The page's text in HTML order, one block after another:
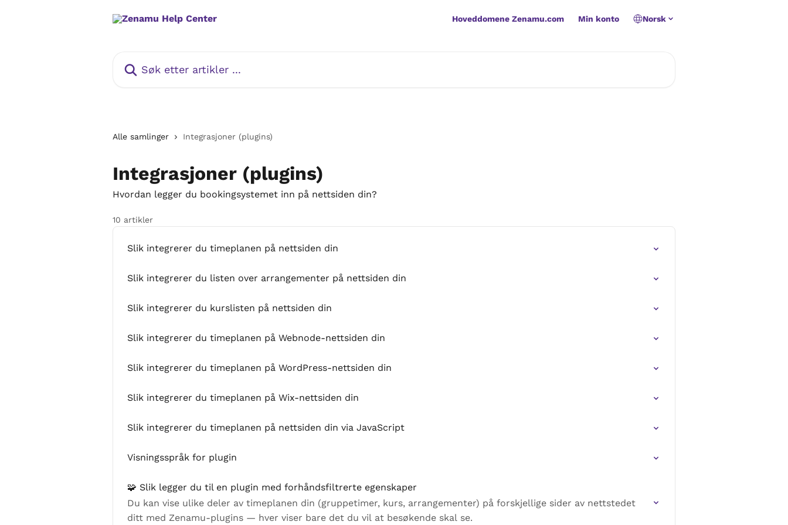
Hoveddomene Zenamu.com Min konto Norsk
Alle samlinger Integrasjoner (plugins)
Integrasjoner (plugins)
Hvordan legger du bookingsystemet inn på nettsiden din?
10 artikler
Slik integrerer du timeplanen på nettsiden din
Slik integrerer du listen over arrangementer på nettsiden din
Slik integrerer du kurslisten på nettsiden din
Slik integrerer du timeplanen på Webnode-nettsiden din
Slik integrerer du timeplanen på WordPress-nettsiden din
Slik integrerer du timeplanen på Wix-nettsiden din
Slik integrerer du timeplanen på nettsiden din via JavaScript
Visningsspråk for plugin
🧩 Slik legger du til en plugin med forhåndsfiltrerte egenskaper
Du kan vise ulike deler av timeplanen din (gruppetimer, kurs, arrangementer) på forskjellige sider av nettstedet
ditt med Zenamu-plugins — hver viser bare det du vil at besøkende skal se.